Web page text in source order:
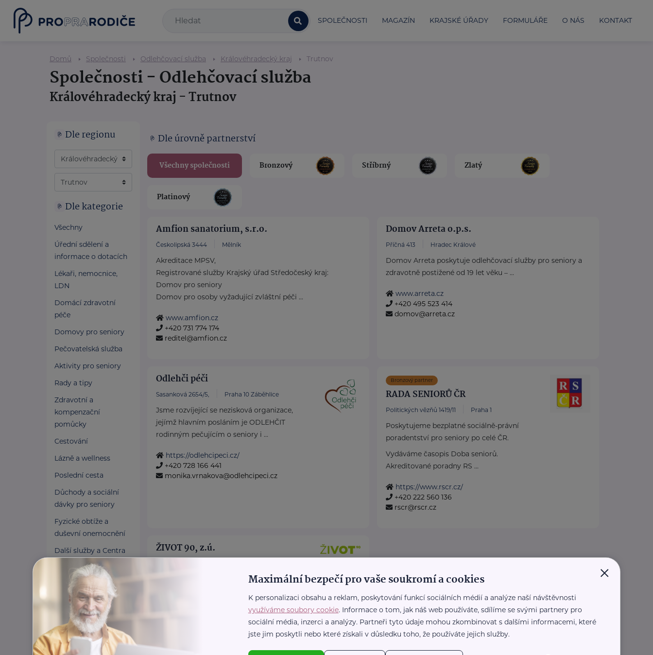
SPOLEČNOSTI MAGAZÍN KRAJSKÉ ÚŘADY FORMULÁŘE O NÁS KONTAKT
Domů Společnosti Odlehčovací služba Královéhradecký kraj Trutnov
Společnosti - Odlehčovací služba
Královéhradecký kraj - Trutnov
Dle regionu
Dle kategorie
Všechny
Úřední sdělení a
informace o dotacích
Lékaři, nemocnice,
LDN
Domácí zdravotní
péče
Domovy pro seniory
Pečovatelská služba
Aktivity pro seniory
Rady a tipy
Zdravotní a
kompenzační
pomůcky
Cestování
Lázně a wellness
Poslední cesta
Důchody a sociální
dávky pro seniory
Fyzické obtíže a
duševní onemocnění
Další služby a Centra
duševního zdraví
Osobní asistence
Pomoc v nouzi
Pojištění a finance
Pro pečující
Zaměstnání a právní
Dle úrovně partnerství
Všechny společnosti Bronzový Stříbrný Zlatý
Platinový
Amfion sanatorium, s.r.o.
Českolipská 3444 Mělník
Akreditace MPSV,
Registrované služby Krajský úřad Středočeský kraj:
Domov pro seniory
Domov pro osoby vyžadující zvláštní péči ...
www.amfion.cz
+420 731 774 174
reditel@amfion.cz
Domov Arreta o.p.s.
Příčná 413 Hradec Králové
Domov Arreta poskytuje odlehčovací služby pro seniory a
zdravotně postižené od 19 let věku – ...
www.arreta.cz
+420 495 523 414
domov@arreta.cz
Odlehči péči
Sasanková 2654/5, Praha 10 Záběhlice
Jsme rozvíjející se nezisková organizace,
jejímž hlavním posláním je ODLEHČIT
rodinným pečujícím o seniory i ...
https://odlehcipeci.cz/
+420 728 166 441
monika.vrnakova@odlehcipeci.cz
Bronzový partner
RADA SENIORŮ ČR
Politických vězňů 1419/11 Praha 1
Poskytujeme bezplatné sociálně-právní
poradentství pro seniory po celé ČR.
Vydáváme časopis Doba seniorů.
Akreditované poradny RS ...
https://www.rscr.cz/
+420 222 560 136
rscr@rscr.cz
ŽIVOT 90, z.ú.
Jedinečná šíře našich služeb a dalších
×
Maximální bezpečí pro vaše soukromí a cookies
K personalizaci obsahu a reklam, poskytování funkcí sociálních médií a analýze naší návštěvnosti
využíváme soubory cookie. Informace o tom, jak náš web používáte, sdílíme se svými partnery pro
sociální média, inzerci a analýzy. Partneři tyto údaje mohou zkombinovat s dalšími informacemi, které
jste jim poskytli nebo které získali v důsledku toho, že používáte jejich služby.